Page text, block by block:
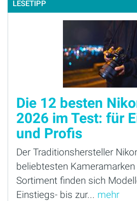
LESETIPP
Die 12 besten
2026 im Test: für
und Profis
Der Traditionshersteller
beliebtesten
Sortiment finden sich
Einstiegs- bis zur... mehr